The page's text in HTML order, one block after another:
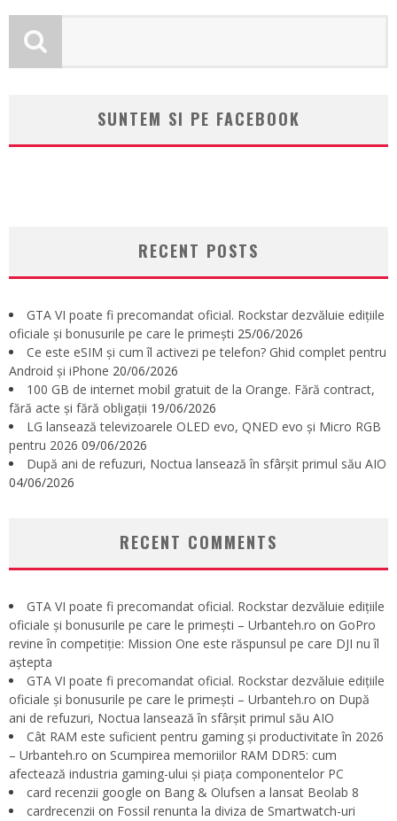
SUNTEM SI PE FACEBOOK
RECENT POSTS
GTA VI poate fi precomandat oficial. Rockstar dezvăluie edițiile
oficiale și bonusurile pe care le primești 25/06/2026
Ce este eSIM și cum îl activezi pe telefon? Ghid complet pentru
Android și iPhone 20/06/2026
100 GB de internet mobil gratuit de la Orange. Fără contract,
fără acte și fără obligații 19/06/2026
LG lansează televizoarele OLED evo, QNED evo și Micro RGB
pentru 2026 09/06/2026
După ani de refuzuri, Noctua lansează în sfârșit primul său AIO
04/06/2026
RECENT COMMENTS
GTA VI poate fi precomandat oficial. Rockstar dezvăluie edițiile
oficiale și bonusurile pe care le primești – Urbanteh.ro on GoPro
revine în competiție: Mission One este răspunsul pe care DJI nu îl
aștepta
GTA VI poate fi precomandat oficial. Rockstar dezvăluie edițiile
oficiale și bonusurile pe care le primești – Urbanteh.ro on După
ani de refuzuri, Noctua lansează în sfârșit primul său AIO
Cât RAM este suficient pentru gaming și productivitate în 2026
– Urbanteh.ro on Scumpirea memoriilor RAM DDR5: cum
afectează industria gaming-ului și piața componentelor PC
card recenzii google on Bang & Olufsen a lansat Beolab 8
cardrecenzii on Fossil renunta la diviza de Smartwatch-uri